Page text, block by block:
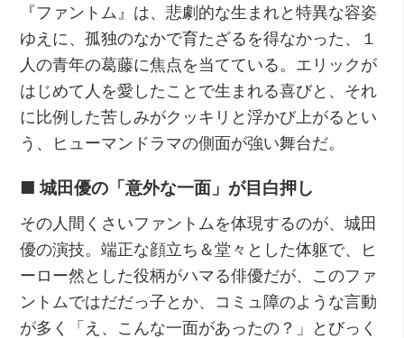
『ファントム』は、悲劇的な生まれと特異な容姿
ゆえに、孤独のなかで育たざるを得なかった、１
人の青年の葛藤に焦点を当てている。エリックが
はじめて人を愛したことで生まれる喜びと、それ
に比例した苦しみがクッキリと浮かび上がるとい
う、ヒューマンドラマの側面が強い舞台だ。
■ 城田優の「意外な一面」が目白押し
その人間くさいファントムを体現するのが、城田
優の演技。端正な顔立ち＆堂々とした体躯で、ヒ
ーロー然とした役柄がハマる俳優だが、このファ
ントムではだだっ子とか、コミュ障のような言動
が多く「え、こんな一面があったの？」とびっく